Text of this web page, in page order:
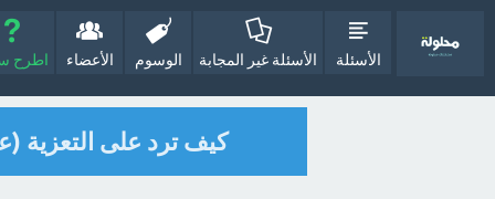
الأسئلة الأسئلة غير المجابة الوسوم الأعضاء اطرح
كيف ترد على التعزية